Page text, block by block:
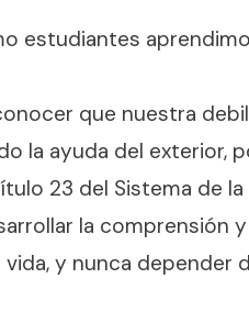
estudiantes
que nuestra
la ayuda del exterior,
23 del Sistema de
la comprensión
y nunca depender